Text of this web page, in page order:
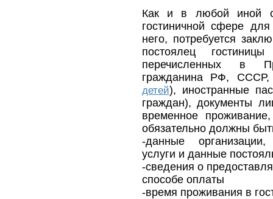
Как и в любой иной
гостиничной сфере
него, потребуется
постоялец
перечисленных в
гражданина РФ, СССР,
детей), иностранные
граждан), документы
временное
обязательно должны
-данные
услуги и данные
-сведения о
способе оплаты
-время проживания в